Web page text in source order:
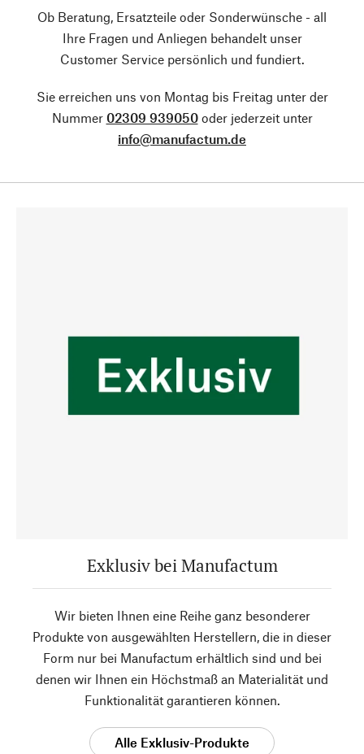
Ob Beratung, Ersatzteile oder Sonderwünsche - all
Ihre Fragen und Anliegen behandelt unser
Customer Service persönlich und fundiert.
Sie erreichen uns von Montag bis Freitag unter der
Nummer 02309 939050oder jederzeit unter
info@manufactum.de
Exklusiv bei Manufactum
Wir bieten Ihnen eine Reihe ganz besonderer
Produkte von ausgewählten Herstellern, die in dieser
Form nur bei Manufactum erhältlich sind und bei
denen wir Ihnen ein Höchstmaß an Materialität und
Funktionalität garantieren können.
Alle Exklusiv-Produkte